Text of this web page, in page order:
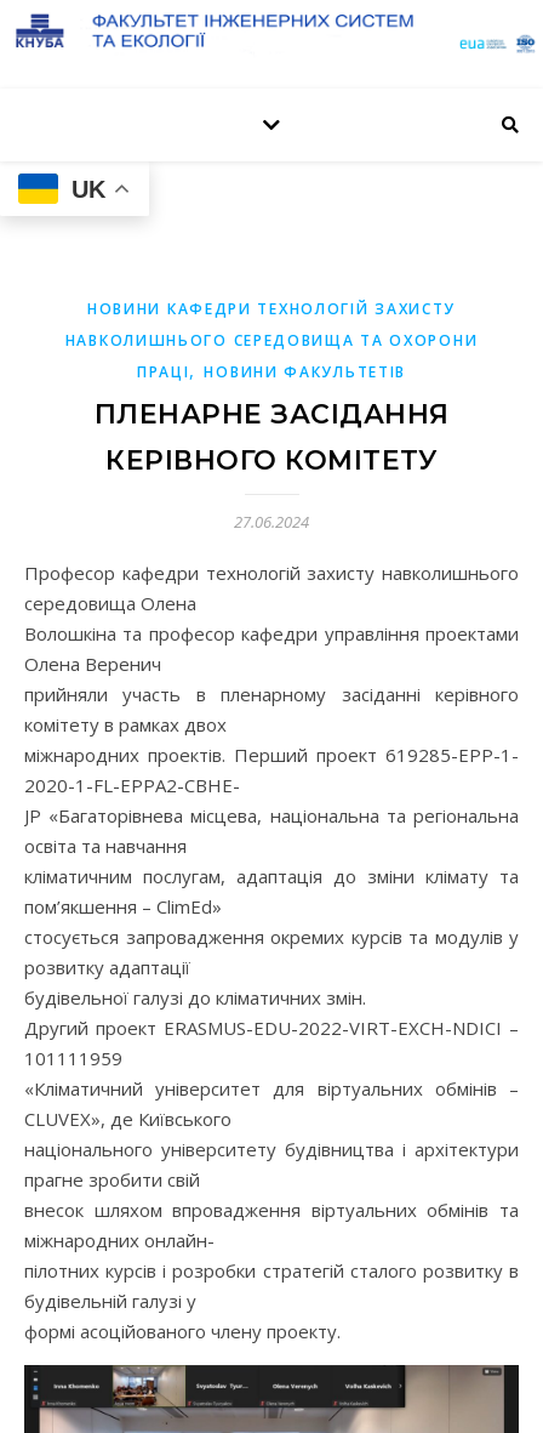
UK
НОВИНИ КАФЕДРИ ТЕХНОЛОГІЙ ЗАХИСТУ
НАВКОЛИШНЬОГО СЕРЕДОВИЩА ТА ОХОРОНИ
ПРАЦІ,НОВИНИ ФАКУЛЬТЕТІВ
ПЛЕНАРНЕ ЗАСІДАННЯ
КЕРІВНОГО КОМІТЕТУ
27.06.2024
Професор кафедри технологій захисту навколишнього
середовища Олена
Волошкіна та професор кафедри управління проектами
Олена Веренич
прийняли участь в пленарному засіданні керівного
комітету в рамках двох
міжнародних проектів. Перший проект 619285-ЕРР-1-
2020-1-FL-EPPA2-CBHE-
JP «Багаторівнева місцева, національна та регіональна
освіта та навчання
кліматичним послугам, адаптація до зміни клімату та
пом’якшення – ClimEd»
стосується запровадження окремих курсів та модулів у
розвитку адаптації
будівельної галузі до кліматичних змін.
Другий проект ERASMUS-EDU-2022-VIRT-EXCH-NDICI –
101111959
«Кліматичний університет для віртуальних обмінів –
CLUVEX», де Київського
національного університету будівництва і архітектури
прагне зробити свій
внесок шляхом впровадження віртуальних обмінів та
міжнародних онлайн-
пілотних курсів і розробки стратегій сталого розвитку в
будівельній галузі у
формі асоційованого члену проекту.